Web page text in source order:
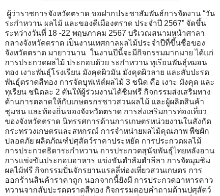
ผู้ว่าราชการจังหวัดตราด ขอฝากประชาสัมพันธ์การจัดงาน “วัน
ระกำหวาน ผลไม้ และของดีเมืองตราด ประจำปี 2567” จัดขึ้น
ระหว่างวันที่ 18 -22 พฤษภาคม 2567 บริเวณสนามหน้าศาลา
กลางจังหวัดตราด เป็นงานเทศกาลผลไม้ประจำปีที่ขึ้นชื่อของ
จังหวัดตราด มายาวนาน ในงานปีนี้จะมีกิจกรรมมากมาย ได้แก่
การประกวดผลไม้ ประกอบด้วย ระกำหวาน ทุเรียนพันธุ์หมอน
ทอง เงาะพันธุ์โรงเรียน มังคุดผิวมัน มังคุดผิวลาย และสับปะรด
พันธุ์ตราดสีทอง การจัดบุฟเฟ่ต์ผลไม้ 3 ชนิด คือ เงาะ มังคุด และ
ทุเรียน ชนิดละ 2 ตันให้ผู้ร่วมงานได้ชิมฟรี กิจกรรมส่งเสริมทาง
ด้านการตลาดให้กับเกษตรกรชาวสวนผลไม้ และผู้ผลิตสินค้า
ชุมชน และท้องถิ่นของจังหวัดตราด การส่งเสริมการท่องเที่ยว
ของจังหวัดตราด นิทรรศการด้านการเกษตรหน่วยงานในสังกัด
กระทรวงเกษตรและสหกรณ์ การจำหน่ายผลไม้คุณภาพ พืชผัก
ปลอดภัย ผลิตภัณฑ์ปศุสัตว์ราคาประหยัด การประกวดผลไม้
การประกวดธิดาระกำหวาน การประกวดสุนัขพันธุ์ไทยหลังอาน
การแข่งขันประกอบอาหาร แข่งขันตำส้มตำลีลา การจัดมุมชิม
ผลไม้ฟรี กิจกรรมปั่นจักรยานแรลลี่ท่องเที่ยวสวนเกษตร การ
ออกร้านสินค้าราคาถูก นอกจากนี้ยังมี การประกวดอาหารคาว
หวานจากสับปะรดตราดสีทอง กิจกรรมตอบคำถามด้านปศุสัตว์